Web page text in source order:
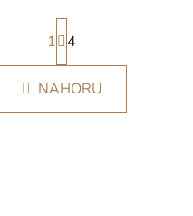
O
v
l
S
t
r
á
n
k
1 4
NAHORU